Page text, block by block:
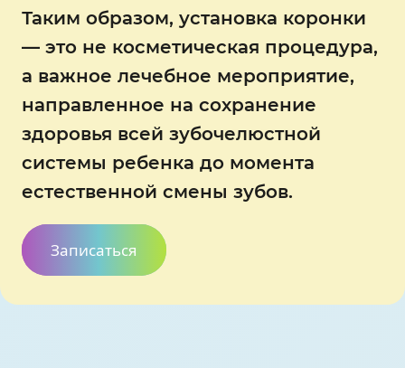
Таким образом, установка коронки
— это не косметическая процедура,
а важное лечебное мероприятие,
направленное на сохранение
здоровья всей зубочелюстной
системы ребенка до момента
естественной смены зубов.
Записаться